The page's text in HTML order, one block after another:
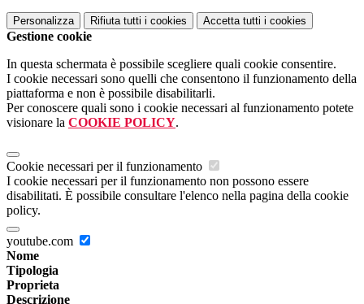
Personalizza Rifiuta tutti i cookies Accetta tutti i cookies
Gestione cookie
In questa schermata è possibile scegliere quali cookie consentire.
I cookie necessari sono quelli che consentono il funzionamento della
piattaforma e non è possibile disabilitarli.
Per conoscere quali sono i cookie necessari al funzionamento potete
visionare la COOKIE POLICY.
Cookie necessari per il funzionamento
I cookie necessari per il funzionamento non possono essere
disabilitati. È possibile consultare l'elenco nella pagina della cookie
policy.
youtube.com
Nome
Tipologia
Proprieta
Descrizione